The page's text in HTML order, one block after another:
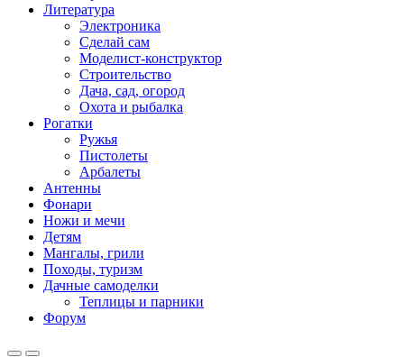
Литература
Электроника
Сделай сам
Моделист-конструктор
Строительство
Дача, сад, огород
Охота и рыбалка
Рогатки
Ружья
Пистолеты
Арбалеты
Антенны
Фонари
Ножи и мечи
Детям
Мангалы, грили
Походы, туризм
Дачные самоделки
Теплицы и парники
Форум